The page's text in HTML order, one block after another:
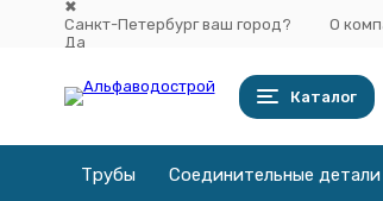
✖
Санкт-Петербург ваш город?
Да
О
Каталог
Трубы Соединительные детали